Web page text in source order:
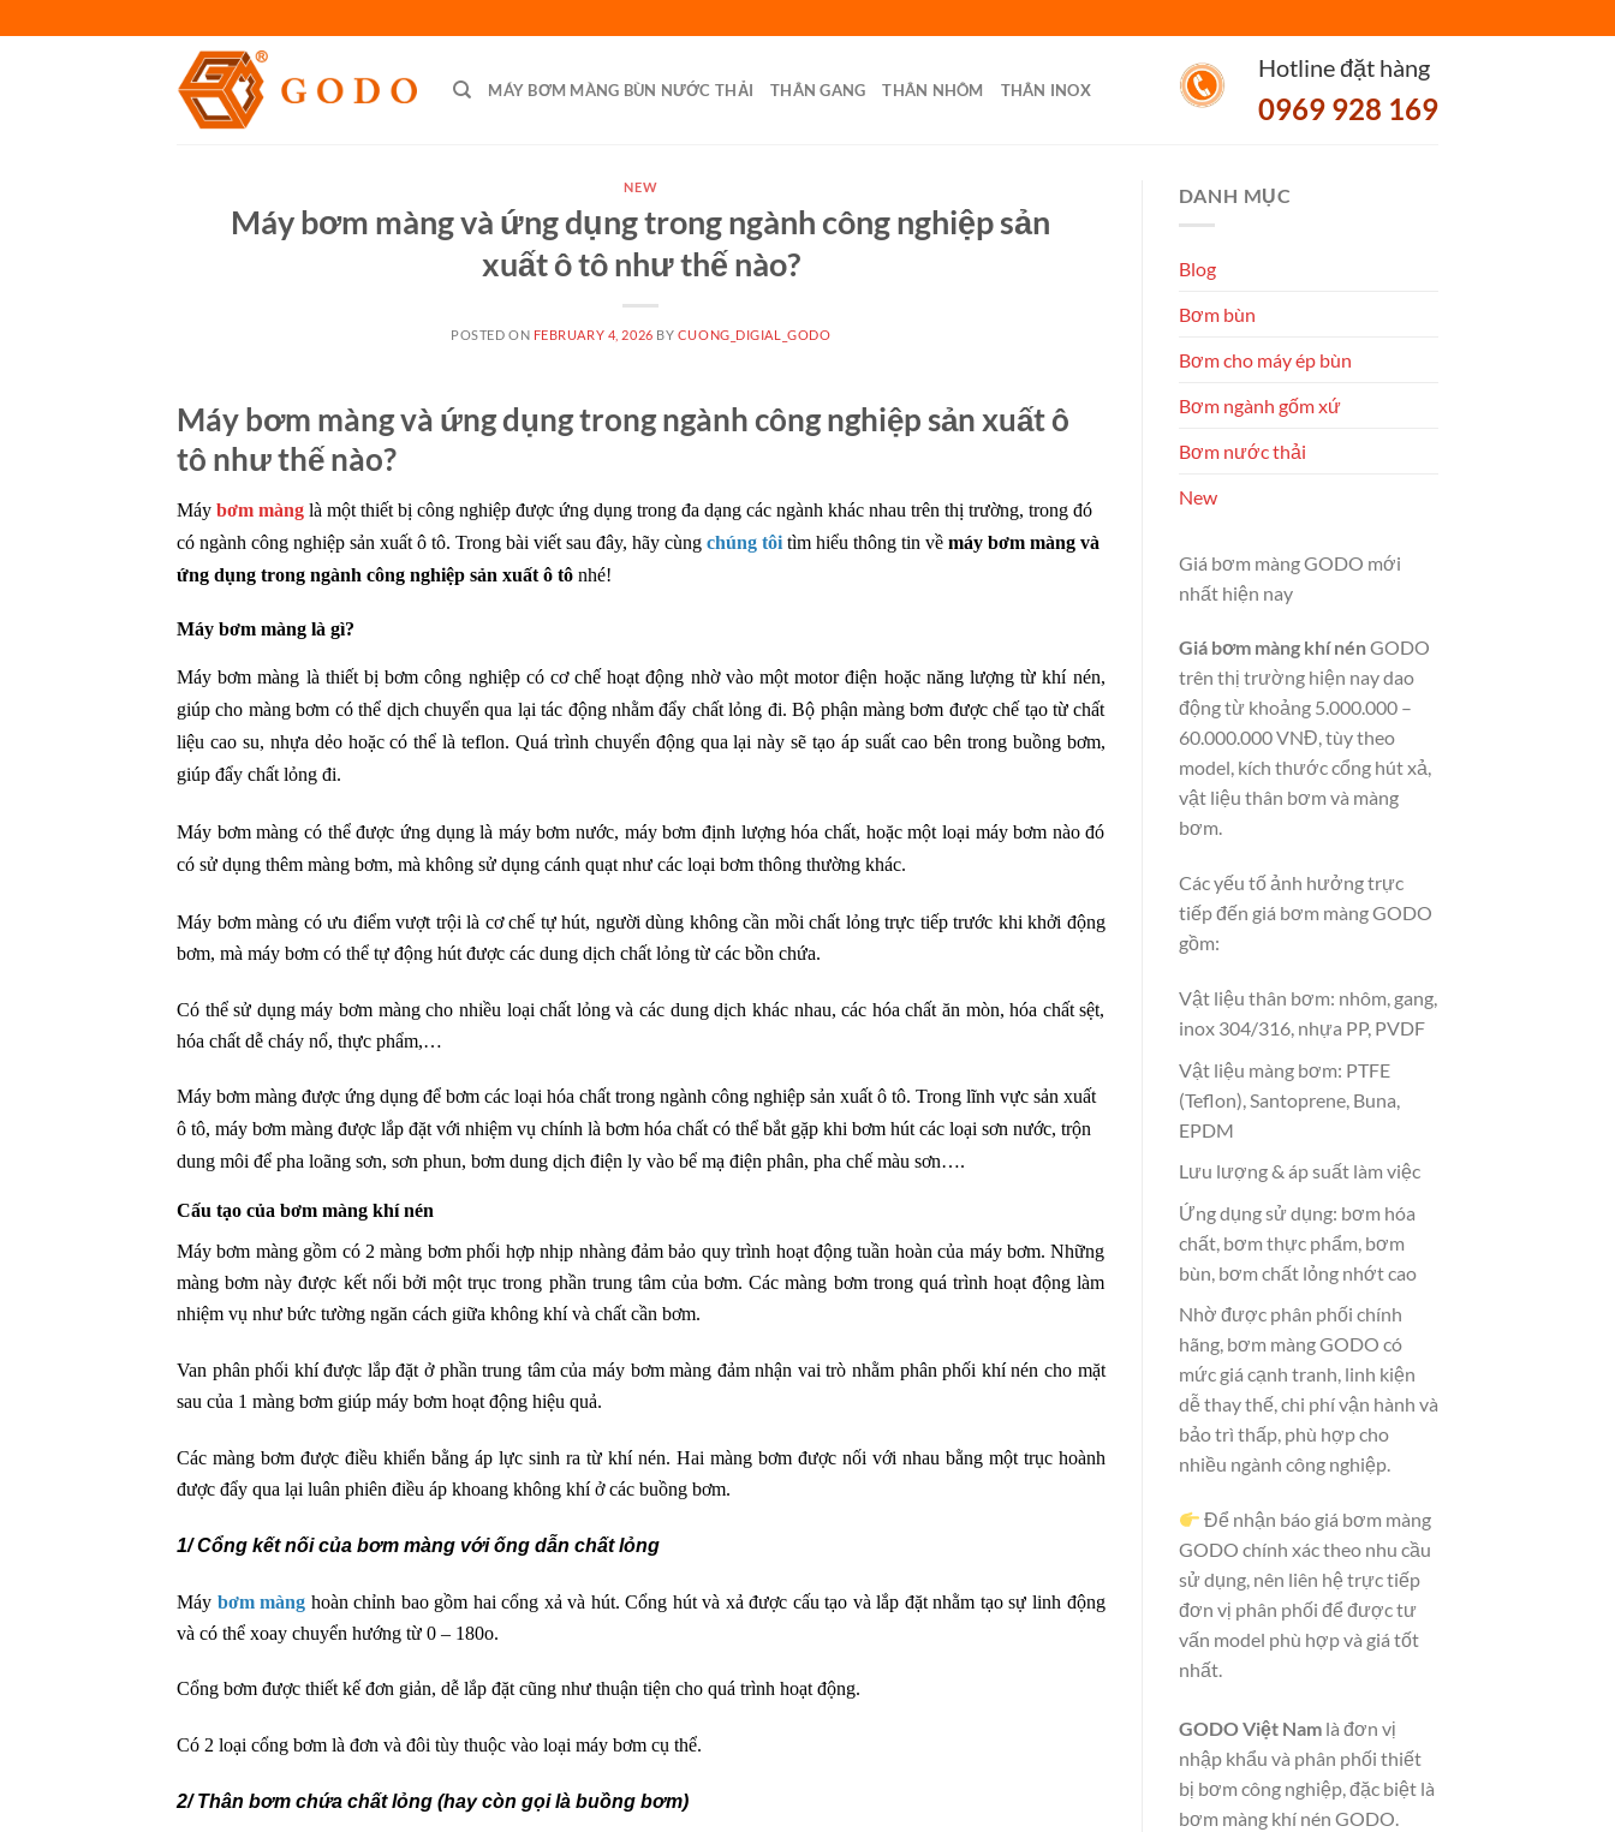
to
MÁY BƠM MÀNG BÙN NƯỚC THẢI THÂN GANG THÂN NHÔM THÂN INOX
Hotline đặt hàng
0969 928 169
NEW
Máy bơm màng và ứng dụng trong ngành công nghiệp sản
xuất ô tô như thế nào?
POSTED ON FEBRUARY 4, 2026 BY CUONG_DIGIAL_GODO
Máy bơm màng và ứng dụng trong ngành công nghiệp sản xuất ô
tô như thế nào?
Máy bơm màng là một thiết bị công nghiệp được ứng dụng trong đa dạng các ngành khác nhau trên thị trường, trong đó
có ngành công nghiệp sản xuất ô tô. Trong bài viết sau đây, hãy cùng chúng tôi tìm hiểu thông tin về máy bơm màng và
ứng dụng trong ngành công nghiệp sản xuất ô tô nhé!
Máy bơm màng là gì?
Máy bơm màng là thiết bị bơm công nghiệp có cơ chế hoạt động nhờ vào một motor điện hoặc năng lượng từ khí nén,
giúp cho màng bơm có thể dịch chuyển qua lại tác động nhằm đẩy chất lỏng đi. Bộ phận màng bơm được chế tạo từ chất
liệu cao su, nhựa dẻo hoặc có thể là teflon. Quá trình chuyển động qua lại này sẽ tạo áp suất cao bên trong buồng bơm,
giúp đẩy chất lỏng đi.
Máy bơm màng có thể được ứng dụng là máy bơm nước, máy bơm định lượng hóa chất, hoặc một loại máy bơm nào đó
có sử dụng thêm màng bơm, mà không sử dụng cánh quạt như các loại bơm thông thường khác.
Máy bơm màng có ưu điểm vượt trội là cơ chế tự hút, người dùng không cần mồi chất lỏng trực tiếp trước khi khởi động
bơm, mà máy bơm có thể tự động hút được các dung dịch chất lỏng từ các bồn chứa.
Có thể sử dụng máy bơm màng cho nhiều loại chất lỏng và các dung dịch khác nhau, các hóa chất ăn mòn, hóa chất sệt,
hóa chất dễ cháy nổ, thực phẩm,…
Máy bơm màng được ứng dụng để bơm các loại hóa chất trong ngành công nghiệp sản xuất ô tô. Trong lĩnh vực sản xuất
ô tô, máy bơm màng được lắp đặt với nhiệm vụ chính là bơm hóa chất có thể bắt gặp khi bơm hút các loại sơn nước, trộn
dung môi để pha loãng sơn, sơn phun, bơm dung dịch điện ly vào bể mạ điện phân, pha chế màu sơn….
Cấu tạo của bơm màng khí nén
Máy bơm màng gồm có 2 màng bơm phối hợp nhịp nhàng đảm bảo quy trình hoạt động tuần hoàn của máy bơm. Những
màng bơm này được kết nối bởi một trục trong phần trung tâm của bơm. Các màng bơm trong quá trình hoạt động làm
nhiệm vụ như bức tường ngăn cách giữa không khí và chất cần bơm.
Van phân phối khí được lắp đặt ở phần trung tâm của máy bơm màng đảm nhận vai trò nhằm phân phối khí nén cho mặt
sau của 1 màng bơm giúp máy bơm hoạt động hiệu quả.
Các màng bơm được điều khiển bằng áp lực sinh ra từ khí nén. Hai màng bơm được nối với nhau bằng một trục hoành
được đẩy qua lại luân phiên điều áp khoang không khí ở các buồng bơm.
1/ Cổng kết nối của bơm màng với ống dẫn chất lỏng
Máy bơm màng hoàn chỉnh bao gồm hai cổng xả và hút. Cổng hút và xả được cấu tạo và lắp đặt nhằm tạo sự linh động
và có thể xoay chuyển hướng từ 0 – 180o.
Cổng bơm được thiết kế đơn giản, dễ lắp đặt cũng như thuận tiện cho quá trình hoạt động.
Có 2 loại cổng bơm là đơn và đôi tùy thuộc vào loại máy bơm cụ thể.
2/ Thân bơm chứa chất lỏng (hay còn gọi là buồng bơm)
DANH MỤC
Blog
Bơm bùn
Bơm cho máy ép bùn
Bơm ngành gốm xứ
Bơm nước thải
New
Giá bơm màng GODO mới
nhất hiện nay
Giá bơm màng khí nénGODO
trên thị trường hiện nay dao
động từ khoảng 5.000.000 –
60.000.000 VNĐ, tùy theo
model, kích thước cổng hút xả,
vật liệu thân bơm và màng
bơm.
Các yếu tố ảnh hưởng trực
tiếp đến giá bơm màng GODO
gồm:
Vật liệu thân bơm: nhôm, gang,
inox 304/316, nhựa PP, PVDF
Vật liệu màng bơm: PTFE
(Teflon), Santoprene, Buna,
EPDM
Lưu lượng & áp suất làm việc
Ứng dụng sử dụng: bơm hóa
chất, bơm thực phẩm, bơm
bùn, bơm chất lỏng nhớt cao
Nhờ được phân phối chính
hãng, bơm màng GODO có
mức giá cạnh tranh, linh kiện
dễ thay thế, chi phí vận hành và
bảo trì thấp, phù hợp cho
nhiều ngành công nghiệp.
Để nhận báo giá bơm màng
GODO chính xác theo nhu cầu
sử dụng, nên liên hệ trực tiếp
đơn vị phân phối để được tư
vấn model phù hợp và giá tốt
nhất.
GODO Việt Namlà đơn vị
nhập khẩu và phân phối thiết
bị bơm công nghiệp, đặc biệt là
bơm màng khí nén GODO.